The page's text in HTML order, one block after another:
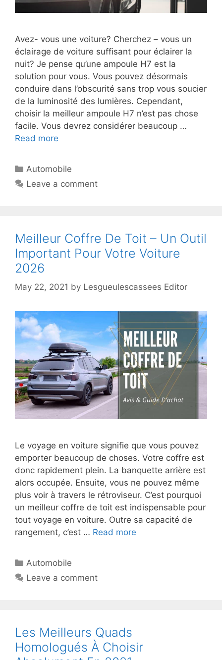
Avez- vous une voiture? Cherchez – vous un
éclairage de voiture suffisant pour éclairer la
nuit? Je pense qu’une ampoule H7 est la
solution pour vous. Vous pouvez désormais
conduire dans l’obscurité sans trop vous soucier
de la luminosité des lumières. Cependant,
choisir la meilleur ampoule H7 n’est pas chose
facile. Vous devrez considérer beaucoup …
Read more
Automobile
Leave a comment
Meilleur Coffre De Toit – Un Outil
Important Pour Votre Voiture
2026
May 22, 2021 by Lesgueulescassees Editor
Le voyage en voiture signifie que vous pouvez
emporter beaucoup de choses. Votre coffre est
donc rapidement plein. La banquette arrière est
alors occupée. Ensuite, vous ne pouvez même
plus voir à travers le rétroviseur. C’est pourquoi
un meilleur coffre de toit est indispensable pour
tout voyage en voiture. Outre sa capacité de
rangement, c’est … Read more
Automobile
Leave a comment
Les Meilleurs Quads
Homologués À Choisir